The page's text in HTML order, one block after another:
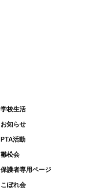
学校生活
お知らせ
PTA活動
雛松会
保護者専用ページ
こぼれ会